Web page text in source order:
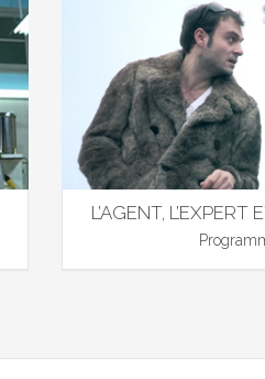
L’AGENT,